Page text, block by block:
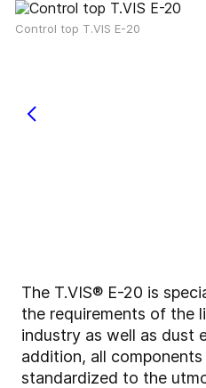
Control top T.VIS E-20
The T.VIS® E-20 is
the requirements of the
industry as well as dust
addition, all
standardized to the